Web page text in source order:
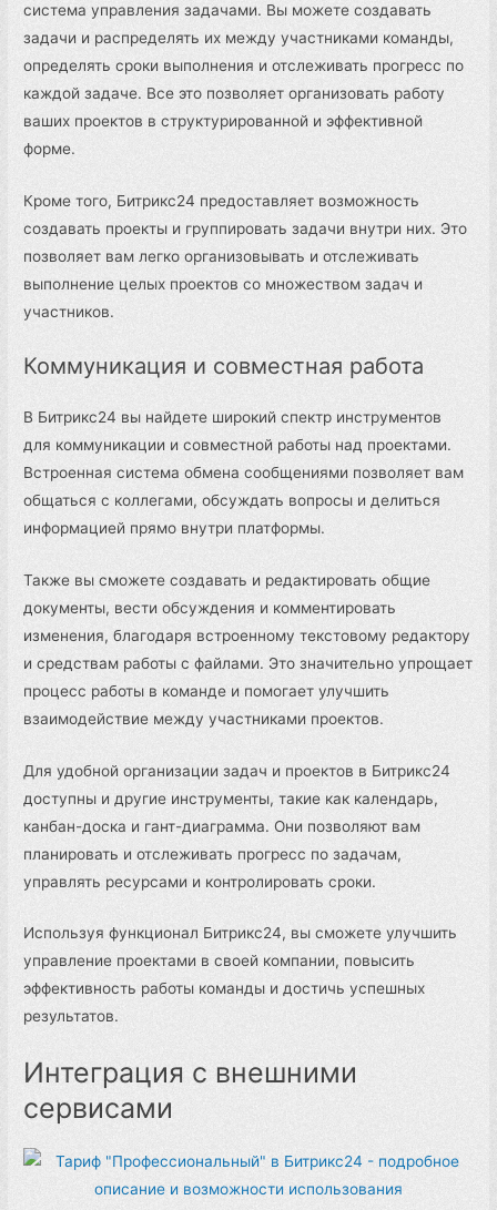
система управления задачами. Вы можете создавать
задачи и распределять их между участниками команды,
определять сроки выполнения и отслеживать прогресс по
каждой задаче. Все это позволяет организовать работу
ваших проектов в структурированной и эффективной
форме.
Кроме того, Битрикс24 предоставляет возможность
создавать проекты и группировать задачи внутри них. Это
позволяет вам легко организовывать и отслеживать
выполнение целых проектов со множеством задач и
участников.
Коммуникация и совместная работа
В Битрикс24 вы найдете широкий спектр инструментов
для коммуникации и совместной работы над проектами.
Встроенная система обмена сообщениями позволяет вам
общаться с коллегами, обсуждать вопросы и делиться
информацией прямо внутри платформы.
Также вы сможете создавать и редактировать общие
документы, вести обсуждения и комментировать
изменения, благодаря встроенному текстовому редактору
и средствам работы с файлами. Это значительно упрощает
процесс работы в команде и помогает улучшить
взаимодействие между участниками проектов.
Для удобной организации задач и проектов в Битрикс24
доступны и другие инструменты, такие как календарь,
канбан-доска и гант-диаграмма. Они позволяют вам
планировать и отслеживать прогресс по задачам,
управлять ресурсами и контролировать сроки.
Используя функционал Битрикс24, вы сможете улучшить
управление проектами в своей компании, повысить
эффективность работы команды и достичь успешных
результатов.
Интеграция с внешними
сервисами